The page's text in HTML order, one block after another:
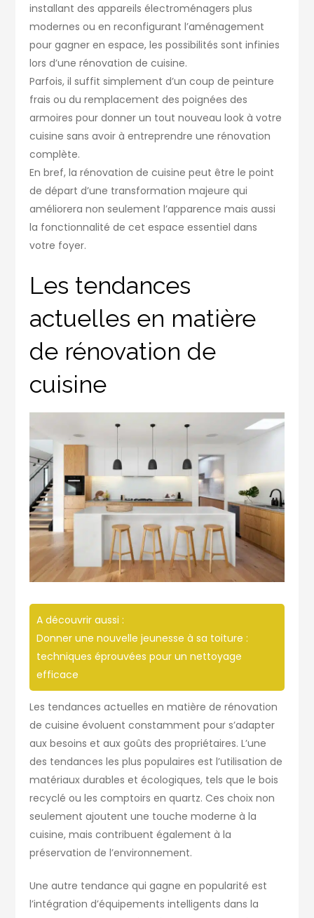
installant des appareils électroménagers plus
modernes ou en reconfigurant l’aménagement
pour gagner en espace, les possibilités sont infinies
lors d’une rénovation de cuisine.
Parfois, il suffit simplement d’un coup de peinture
frais ou du remplacement des poignées des
armoires pour donner un tout nouveau look à votre
cuisine sans avoir à entreprendre une rénovation
complète.
En bref, la rénovation de cuisine peut être le point
de départ d’une transformation majeure qui
améliorera non seulement l’apparence mais aussi
la fonctionnalité de cet espace essentiel dans
votre foyer.
Les tendances
actuelles en matière
de rénovation de
cuisine
A découvrir aussi :
Donner une nouvelle jeunesse à sa toiture :
techniques éprouvées pour un nettoyage
efficace
Les tendances actuelles en matière de rénovation
de cuisine évoluent constamment pour s’adapter
aux besoins et aux goûts des propriétaires. L’une
des tendances les plus populaires est l’utilisation de
matériaux durables et écologiques, tels que le bois
recyclé ou les comptoirs en quartz. Ces choix non
seulement ajoutent une touche moderne à la
cuisine, mais contribuent également à la
préservation de l’environnement.
Une autre tendance qui gagne en popularité est
l’intégration d’équipements intelligents dans la